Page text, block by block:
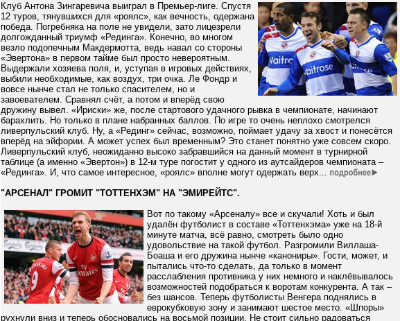
Клуб Антона Зингаревича выиграл в Премьер-лиге. Спустя
12 туров, тянувшихся для «роялс», как вечность, одержана
победа. Погребняка на поле не увидели, зато лицезрели
долгожданный триумф «Рединга». Конечно, во многом
везло подопечным Макдермотта, ведь навал со стороны
«Эвертона» в первом тайме был просто невероятным.
Выдержали хозяева поля, и, уступая в игровых действиях,
выбили необходимые, как воздух, три очка. Ле Фондр и
вовсе нынче стал не только спасителем, но и
завоевателем. Сравнял счёт, а потом и вперёд свою
дружину вывел. «Ириски» же, после стартового удачного рывка в чемпионате, начинают
барахлить. Но только в плане набранных баллов. По игре то очень неплохо смотрелся
ливерпульский клуб. Ну, а «Рединг» сейчас, возможно, поймает удачу за хвост и понесётся
вперёд на эйфории. А может успех был временным? Это станет понятно уже совсем скоро.
Ливерпульский клуб, неожиданно высоко забравшийся на данный момент в турнирной
таблице (а именно «Эвертон») в 12-м туре погостит у одного из аутсайдеров чемпионата –
«Рединга». И, что самое интересное, «роялс» вполне могут одержать верх...
"АРСЕНАЛ" ГРОМИТ "ТОТТЕНХЭМ" НА "ЭМИРЕЙТС".
Вот по такому «Арсеналу» все и скучали! Хоть и был
удалён футболист в составе «Тоттенхэма» уже на 18-й
минуте матча, всё равно, смотреть было одно
удовольствие на такой футбол. Разгромили Виллаша-
Боаша и его дружина нынче «канониры». Гости, может, и
пытались что-то сделать, да только в момент
расслабления противника у них немного и наклёвывалось
возможностей подобраться к воротам конкурента. А так –
без шансов. Теперь футболисты Венгера поднялись в
еврокубковую зону и занимают шестое место. «Шпоры»
рухнули вниз и теперь обосновались на восьмой позиции. Не стоит сильно радоваться